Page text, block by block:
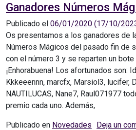
Ganadores Números
Publicado el 06/01/2020 (17/10/
Os presentamos a los ganadores de
Números Mágicos del pasado fin de
con el número 3 y se reparten un
¡Enhorabuena! Los afortunados son:
Kkkeeennn, marcfx, Marsiol3, lucifer,
NAUTILUCAS, Nane7, Raul071977
premio cada uno. Además,
Publicado en Novedades Deja un